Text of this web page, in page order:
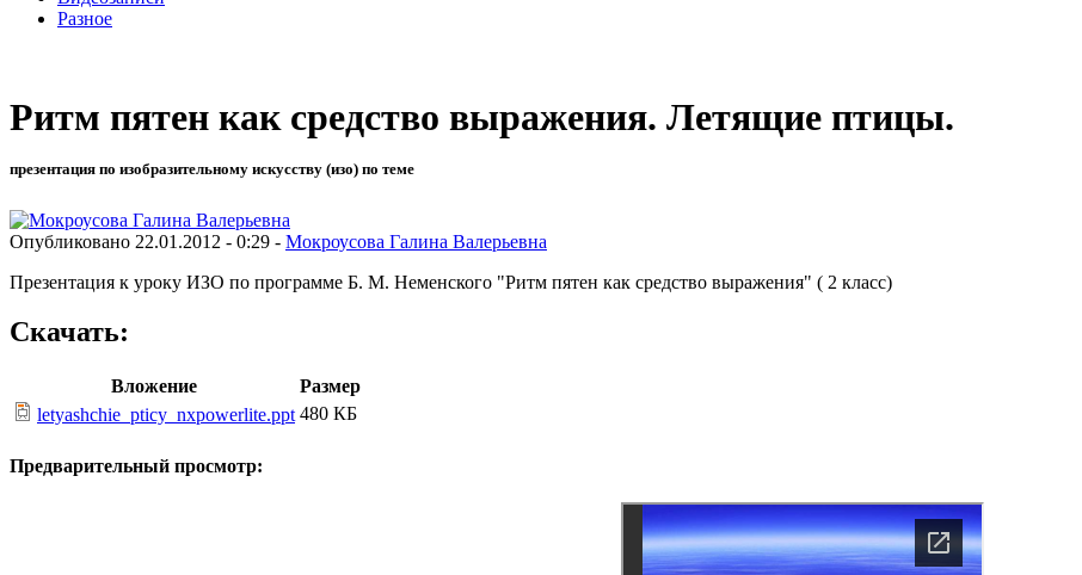
Разное
Ритм пятен как средство выражения. Летящие птицы.
презентация по изобразительному искусству (изо) по теме
Опубликовано 22.01.2012 - 0:29 - Мокроусова Галина Валерьевна
Презентация к уроку ИЗО по программе Б. М. Неменского "Ритм пятен как средство выражения" ( 2 класс)
Скачать:
Вложение
Размер
letyashchie_pticy_nxpowerlite.ppt 480 КБ
Предварительный просмотр: